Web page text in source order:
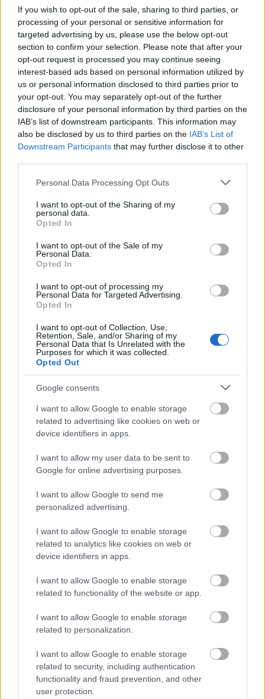
If you wish to opt-out of the sale, sharing to third parties, or
processing of your personal or sensitive information for
targeted advertising by us, please use the below opt-out
section to confirm your selection. Please note that after your
opt-out request is processed you may continue seeing
interest-based ads based on personal information utilized by
us or personal information disclosed to third parties prior to
your opt-out. You may separately opt-out of the further
disclosure of your personal information by third parties on the
IAB’s list of downstream participants. This information may
also be disclosed by us to third parties on the IAB’s List of
Downstream Participants that may further disclose it to other
Please note that this website/app uses one or more Google
not limited to your visit or usage behaviour. You may click to
grant or deny consent to Google and its third-party tags to
use your data for below specified purposes in below Google
consent section.
Personal Data Processing Opt Outs
I want to opt-out of the Sharing of my
personal data.
Opted In
I want to opt-out of the Sale of my
Personal Data.
Opted In
I want to opt-out of processing my
Personal Data for Targeted Advertising.
Opted In
I want to opt-out of Collection, Use,
Retention, Sale, and/or Sharing of my
Personal Data that Is Unrelated with the
Purposes for which it was collected.
Opted Out
Google consents
I want to allow Google to enable storage
related to advertising like cookies on web or
device identifiers in apps.
I want to allow my user data to be sent to
Google for online advertising purposes.
I want to allow Google to send me
personalized advertising.
I want to allow Google to enable storage
related to analytics like cookies on web or
device identifiers in apps.
I want to allow Google to enable storage
related to functionality of the website or app.
I want to allow Google to enable storage
related to personalization.
I want to allow Google to enable storage
related to security, including authentication
functionality and fraud prevention, and other
user protection.
révén gyakori szereplője a brit
bulvársajtónak. Legutóbb ittas vezetés miatt
vették el a jogosítványát. 2006-ban egy
tévéshow-ban bevallotta, hogy rendszeresen
szív füves cigit, ez tartja épen és boldogan. A
Wham! egykori frontembere éveken át tartó
spekulációk és egy letartóztatással végződő
kínos Los Angeles-i affér után 1998-ban
ismerte el a nagyvilág előtt, hogy a saját
neméhez vonzódik.
Zene
ELSTARTOLT A MŰVÉSZETEK VÖLGYE
AZ EMBERSÉG ÜNNEPE
„AZ EMBERT EMBERRÉ TETTE…” – VASÁRNAP
ZÁRT A DOMBOS FEST
A bejegyzés trackback címe:
https://kulturpart.hu/api/trackback/id/7823884
Kommentek:
A hozzászólások avonatkozó jogszabályok
nem vállal, azokat nem ellenőrzi. Kifogás esetén forduljon a blog szerkesztőjéhez.
Részletek aFelhasználási feltételekbenés az adatvédelmi tájékoztatóban